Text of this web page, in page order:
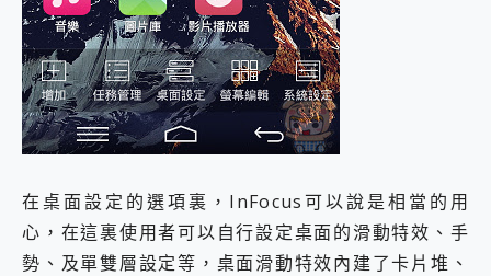
在桌面設定的選項裏，InFocus可以說是相當的用
心，在這裏使用者可以自行設定桌面的滑動特效、手
勢、及單雙層設定等，桌面滑動特效內建了卡片堆、